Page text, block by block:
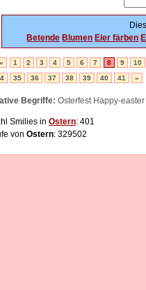
Betende Blumen Eier färben
« 1 2 3 4 5 6 7 8 9
10
35 36 37 38 39 40 41 »
Begriffe: Osterfest Happy-
Smilies in Ostern: 401
von Ostern: 329502